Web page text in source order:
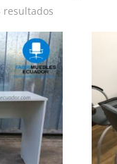
resultados